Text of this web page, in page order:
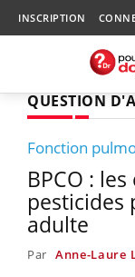
INSCRIPTION
QUESTION
Fonction
BPCO :
pesticides
adulte
Par Anne-Laure